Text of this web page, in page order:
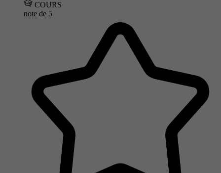
COURS
note de 5